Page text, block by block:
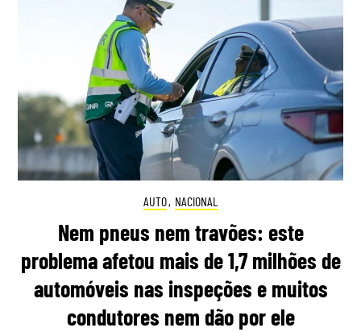
AUTO, NACIONAL
Nem pneus nem travões: este
problema afetou mais de 1,7 milhões de
automóveis nas inspeções e muitos
condutores nem dão por ele